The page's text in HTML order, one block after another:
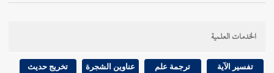
الخدمات العلمية
تفسير الآية ترجمة علم عناوين الشجرة تخريج حديث